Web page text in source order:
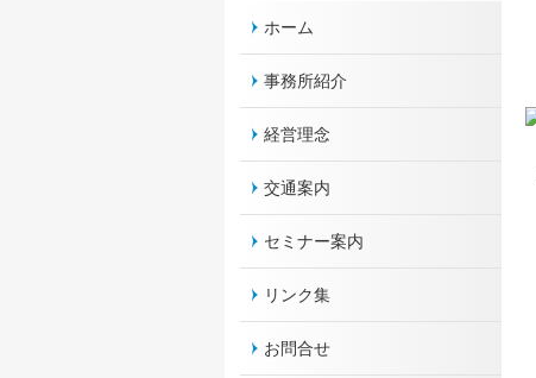
ホーム
事務所紹介
経営理念
交通案内
セミナー案内
リンク集
お問合せ